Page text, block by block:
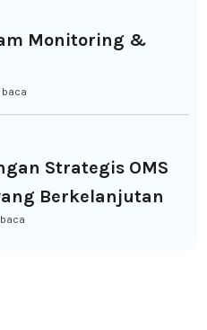
Monitoring &
Strategis OMS
Berkelanjutan